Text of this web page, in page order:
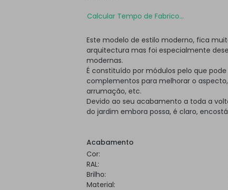
Calcular Tempo de Fabrico...
Este modelo de estilo moderno, fica
arquitectura mas foi especialmente
modernas.
É constituído por módulos pelo que
complementos para melhorar o
arrumação, etc.
Devido ao seu acabamento a toda a
do jardim embora possa, é claro,
Acabamento
Cor:
RAL:
Brilho:
Material: